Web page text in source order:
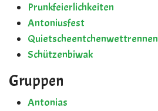
Prunkfeierlichkeiten
Antoniusfest
Quietscheentchenwettrennen
Schützenbiwak
Gruppen
Antonias